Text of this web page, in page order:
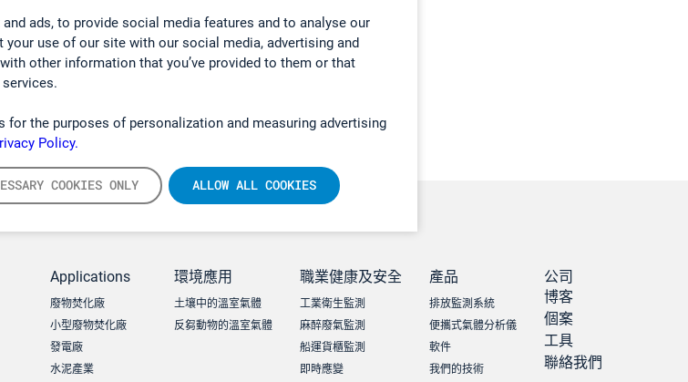
ads, to provide social media features and to analyse our
use of our site with our social media, advertising and
other information that you’ve provided to them or that
for the purposes of personalization and measuring advertising
Policy.
COOKIES ONLY ALLOW ALL COOKIES
Applications
廢物焚化廠
小型廢物焚化廠
發電廠
水泥產業
環境應用
土壤中的溫室氣體
反芻動物的溫室氣體
職業健康及安全
工業衛生監測
麻醉廢氣監測
船運貨櫃監測
即時應變
產品
排放監測系統
便攜式氣體分析儀
軟件
我們的技術
公司
博客
個案
工具
聯絡我們